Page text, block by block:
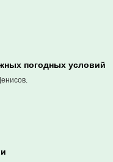
погодных условий